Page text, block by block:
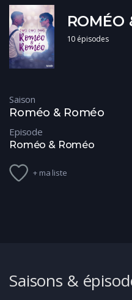
ROMÉO
10 épisodes
Saison
Roméo & Roméo
Episode
Roméo & Roméo
+ ma liste
Saisons &